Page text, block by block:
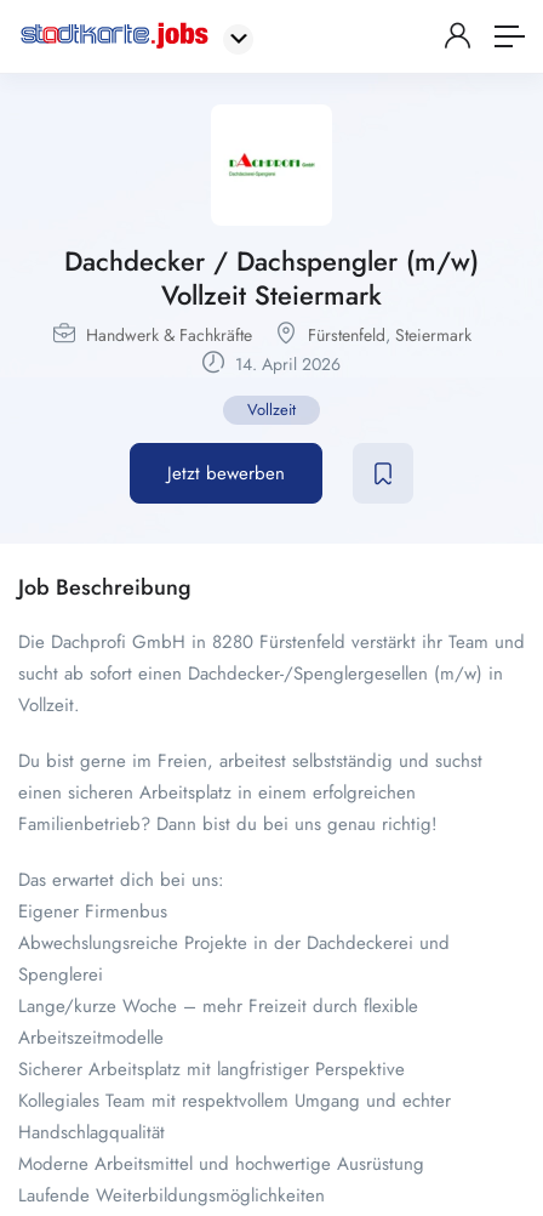
Dachdecker / Dachspengler (m/w)
Vollzeit Steiermark
Handwerk & Fachkräfte Fürstenfeld, Steiermark
14. April 2026
Vollzeit
Jetzt bewerben
Job Beschreibung
Die Dachprofi GmbH in 8280 Fürstenfeld verstärkt ihr Team und
sucht ab sofort einen Dachdecker-/Spenglergesellen (m/w) in
Vollzeit.
Du bist gerne im Freien, arbeitest selbstständig und suchst
einen sicheren Arbeitsplatz in einem erfolgreichen
Familienbetrieb? Dann bist du bei uns genau richtig!
Das erwartet dich bei uns:
Eigener Firmenbus
Abwechslungsreiche Projekte in der Dachdeckerei und
Spenglerei
Lange/kurze Woche – mehr Freizeit durch flexible
Arbeitszeitmodelle
Sicherer Arbeitsplatz mit langfristiger Perspektive
Kollegiales Team mit respektvollem Umgang und echter
Handschlagqualität
Moderne Arbeitsmittel und hochwertige Ausrüstung
Laufende Weiterbildungsmöglichkeiten